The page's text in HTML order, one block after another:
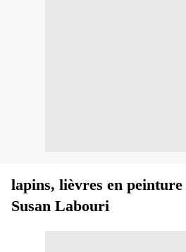
lapins, lièvres en
Susan Labouri